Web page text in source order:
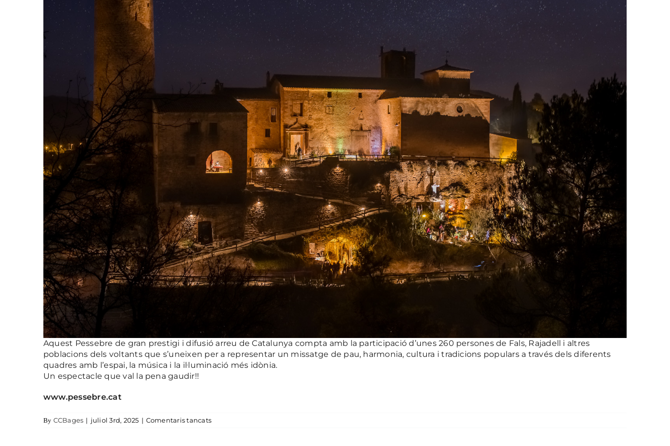
Aquest Pessebre de gran prestigi i difusió arreu de Catalunya compta amb la participació d’unes 260 persones de Fals, Rajadell i altres
poblacions dels voltants que s’uneixen per a representar un missatge de pau, harmonia, cultura i tradicions populars a través dels diferents
quadres amb l’espai, la música i la il·luminació més idònia.
Un espectacle que val la pena gaudir!!
www.pessebre.cat
By CCBages | juliol 3rd, 2025 | Comentaris tancatsa pessebre vivent del Bages